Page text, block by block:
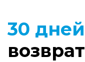
30 дней
возврат